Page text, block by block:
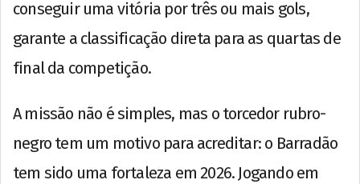
conseguir uma vitória por três ou mais gols,
garante a classificação direta para as quartas de
final da competição.
A missão não é simples, mas o torcedor rubro-
negro tem um motivo para acreditar: o Barradão
tem sido uma fortaleza em 2026. Jogando em